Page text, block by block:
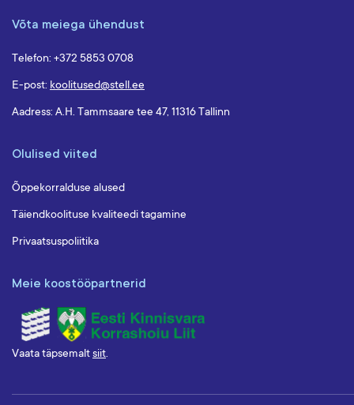
Võta meiega ühendust
Telefon: +372 5853 0708
E-post: koolitused@stell.ee
Aadress: A.H. Tammsaare tee 47, 11316 Tallinn
Olulised viited
Õppekorralduse alused
Täiendkoolituse kvaliteedi tagamine
Privaatsuspoliitika
Meie koostööpartnerid
Vaata täpsemaltsiit.